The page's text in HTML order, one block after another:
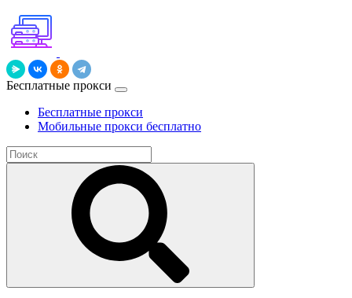
Бесплатные прокси
Бесплатные прокси
Мобильные прокси бесплатно